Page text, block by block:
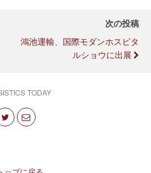
次の投稿
鴻池運輸、国際モダンホスピタ
ルショウに出展
TODAY